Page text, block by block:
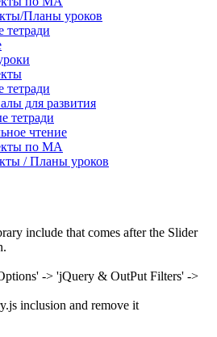
Планы уроков
тетради
тетради
для развития
тетради
чтение
по МА
/ Планы уроков
include that comes after the Slider
-> 'jQuery & OutPut Filters' ->
inclusion and remove it